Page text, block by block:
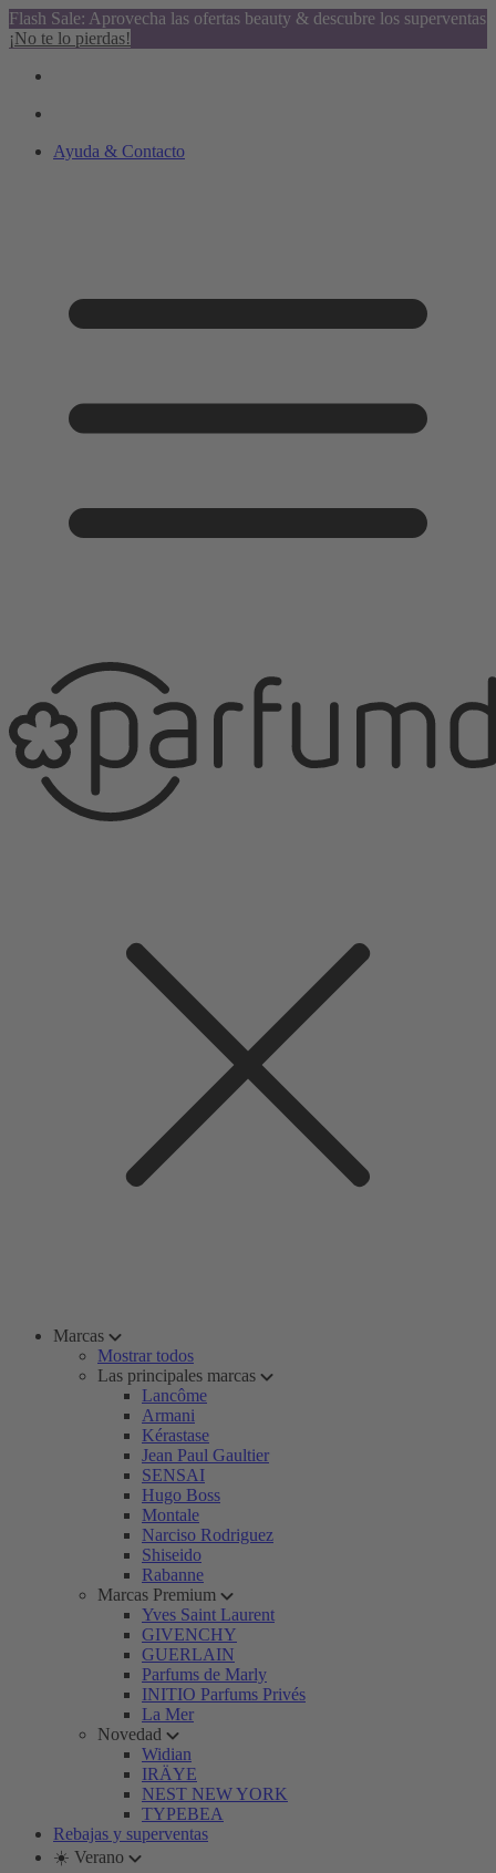
Flash Sale: Aprovecha las ofertas beauty & descubre los superventas
¡No te lo pierdas!
Ayuda & Contacto
Marcas
Mostrar todos
Las principales marcas
Lancôme
Armani
Kérastase
Jean Paul Gaultier
SENSAI
Hugo Boss
Montale
Narciso Rodriguez
Shiseido
Rabanne
Marcas Premium
Yves Saint Laurent
GIVENCHY
GUERLAIN
Parfums de Marly
INITIO Parfums Privés
La Mer
Novedad
Widian
IRÄYE
NEST NEW YORK
TYPEBEA
Rebajas y superventas
☀️ Verano